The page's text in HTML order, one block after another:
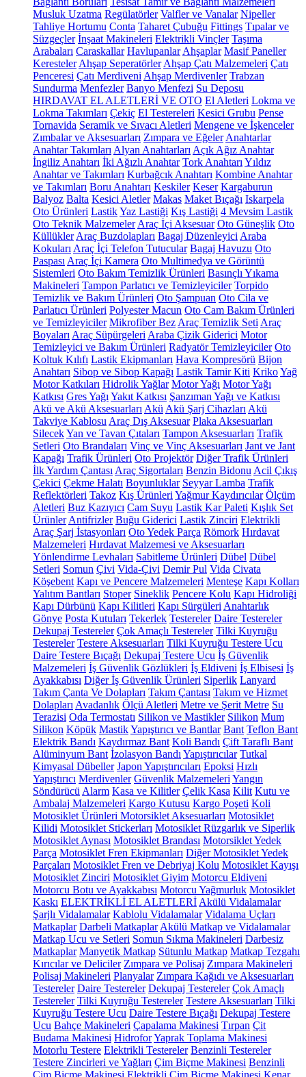
Musluk Uzatma Regülatörler Valfler ve Vanalar Nipeller
Tahliye Hortumu Conta Taharet Çubuğu Fittings Tıpalar ve
Süzgeçler İnşaat Makineleri Elektrikli Vinçler Taşıma
Arabaları Caraskallar Havlupanlar Ahşaplar Masif Paneller
Keresteler Ahşap Seperatörler Ahşap Çatı Malzemeleri Çatı
Penceresi Çatı Merdiveni Ahşap Merdivenler Trabzan
Sundurma Menfezler Banyo Menfezi Su Deposu
HIRDAVAT EL ALETLERİ VE OTO El Aletleri Lokma ve
Lokma Takımları Çekiç El Testereleri Kesici Grubu Pense
Tornavida Seramik ve Sıvacı Aletleri Mengene ve İşkenceler
Zımbalar ve Aksesuarları Zımpara ve Eğeler Anahtarlar
Anahtar Takımları Alyan Anahtarları Açık Ağız Anahtar
İngiliz Anahtarı İki Ağızlı Anahtar Tork Anahtarı Yıldız
Anahtar ve Takımları Kurbağcık Anahtarı Kombine Anahtar
ve Takımları Boru Anahtarı Keskiler Keser Kargaburun
Balyoz Balta Kesici Aletler Makas Maket Bıçağı Iskarpela
Oto Ürünleri LastikYaz Lastiği Kış Lastiği 4 Mevsim Lastik
Oto Teknik Malzemeler Araç İçi Aksesuar Oto Güneşlik Oto
Küllükler Araç Buzdolapları Bagaj Düzenleyici Araba
Kokuları Araç İçi Telefon Tutucular Bagaj Havuzu Oto
Paspası Araç İçi Kamera Oto Multimedya ve Görüntü
Sistemleri Oto Bakım Temizlik Ürünleri Basınçlı Yıkama
Makineleri Tampon Parlatıcı ve Temizleyiciler Torpido
Temizlik ve Bakım Ürünleri Oto Şampuan Oto Cila ve
Parlatıcı Ürünleri Polyester Macun Oto Cam Bakım Ürünleri
ve Temizleyiciler Mikrofiber Bez Araç Temizlik Seti Araç
Boyaları Araç Süpürgeleri Araba Çizik Giderici Motor
Temizleyici ve Bakım Ürünleri Radyatör Temizleyiciler Oto
Koltuk Kılıfı Lastik Ekipmanları Hava Kompresörü Bijon
Anahtarı Sibop ve Sibop Kapağı Lastik Tamir Kiti KrikoYağ
Motor Katkıları Hidrolik Yağlar Motor Yağı Motor Yağı
Katkısı Gres Yağı Yakıt Katkısı Şanzıman Yağı ve Katkısı
Akü ve Akü Aksesuarları Akü Akü Şarj Cihazları Akü
Takviye Kablosu Araç Dış Aksesuar Plaka Aksesuarları
SilecekYan ve Tavan Çıtaları Tampon Aksesuarları Trafik
Setleri Oto Brandaları Vinç ve Vinç Aksesuarları Jant ve Jant
Kapağı Trafik Ürünleri Oto Projektör Diğer Trafik Ürünleri
İlk Yardım Çantası Araç Sigortaları Benzin Bidonu Acil Çıkış
Çekici Çekme Halatı Boyunluklar Seyyar Lamba Trafik
Reflektörleri Takoz Kış Ürünleri Yağmur Kaydırıcılar Ölçüm
Aletleri Buz Kazıyıcı Cam Suyu Lastik Kar Paleti Kışlık Set
Ürünler Antifrizler Buğu Giderici Lastik Zinciri Elektrikli
Araç Şarj İstasyonları Oto Yedek Parça Römork Hırdavat
Malzemeleri Hırdavat Malzemesi ve Aksesuarları
Yönlendirme Levhaları Sabitleme Ürünleri Dübel Dübel
Setleri Somun Çivi Vida-Çivi Demir Pul Vida Civata
Köşebent Kapı ve Pencere Malzemeleri Menteşe Kapı Kolları
Yalıtım Bantları Stoper Sineklik Pencere Kolu Kapı Hidroliği
Kapı Dürbünü Kapı Kilitleri Kapı Sürgüleri Anahtarlık
Gönye Posta Kutuları Tekerlek Testereler Daire Testereler
Dekupaj Testereler Çok Amaçlı Testereler Tilki Kuyruğu
Testereler Testere Aksesuarları Tilki Kuyruğu Testere Ucu
Daire Testere Bıçağı Dekupaj Testere Ucu İş Güvenlik
Malzemeleri İş Güvenlik Gözlükleri İş Eldiveni İş Elbisesi İş
Ayakkabısı Diğer İş Güvenlik Ürünleri Siperlik Lanyard
Takım Çanta Ve Dolapları Takım Çantası Takım ve Hizmet
Dolapları Avadanlık Ölçü Aletleri Metre ve Şerit Metre Su
Terazisi Oda Termostatı Silikon ve Mastikler Silikon Mum
Silikon Köpük MastikYapıştırıcı ve Bantlar Bant Teflon Bant
Elektrik Bandı Kaydırmaz Bant Koli Bandı Çift Taraflı Bant
Alüminyum Bant İzolasyon Bandı Yapıştırıcılar Tutkal
Kimyasal Dübeller Japon Yapıştırıcıları Epoksi Hızlı
Yapıştırıcı Merdivenler Güvenlik Malzemeleri Yangın
Söndürücü Alarm Kasa ve Kilitler Çelik Kasa Kilit Kutu ve
Ambalaj Malzemeleri Kargo Kutusu Kargo Poşeti Koli
Motosiklet Ürünleri Motorsiklet Aksesuarları Motosiklet
Kilidi Motosiklet Stickerları Motosiklet Rüzgarlık ve Siperlik
Motosiklet Aynası Motosiklet Brandası Motorsiklet Yedek
Parça Motosiklet Fren Ekipmanları Diğer Motosiklet Yedek
Parçaları Motosiklet Fren ve Debriyaj Kolu Motosiklet Kayışı
Motosiklet Zinciri Motosiklet Giyim Motorcu Eldiveni
Motorcu Botu ve Ayakkabısı Motorcu Yağmurluk Motosiklet
Kaskı ELEKTRİKLİ EL ALETLERİ Akülü Vidalamalar
Şarjlı Vidalamalar Kablolu Vidalamalar Vidalama Uçları
Matkaplar Darbeli Matkaplar Akülü Matkap ve Vidalamalar
Matkap Ucu ve Setleri Somun Sıkma Makineleri Darbesiz
Matkaplar Manyetik Matkap Sütunlu Matkap Matkap Tezgahı
Kırıcılar ve Deliciler Zımpara ve Polisaj Zımpara Makineleri
Polisaj Makineleri Planyalar Zımpara Kağıdı ve Aksesuarları
Testereler Daire Testereler Dekupaj Testereler Çok Amaçlı
Testereler Tilki Kuyruğu Testereler Testere Aksesuarları Tilki
Kuyruğu Testere Ucu Daire Testere Bıçağı Dekupaj Testere
Ucu Bahçe Makineleri Çapalama Makinesi Tırpan Çit
Budama Makinesi HidroforYaprak Toplama Makinesi
Motorlu Testere Elektrikli Testereler Benzinli Testereler
Testere Zincirleri ve Yağları Çim Biçme Makinesi Benzinli
Çim Biçme Makinesi Elektrikli Çim Biçme Makinesi Kenar